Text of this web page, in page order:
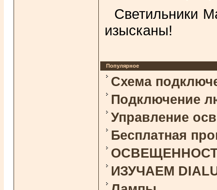
Светильники
изысканы!
Популярное
Схема
Подключение
Управление
Бесплатная
ОСВЕЩЕННОСТЬ
ИЗУЧАЕМ